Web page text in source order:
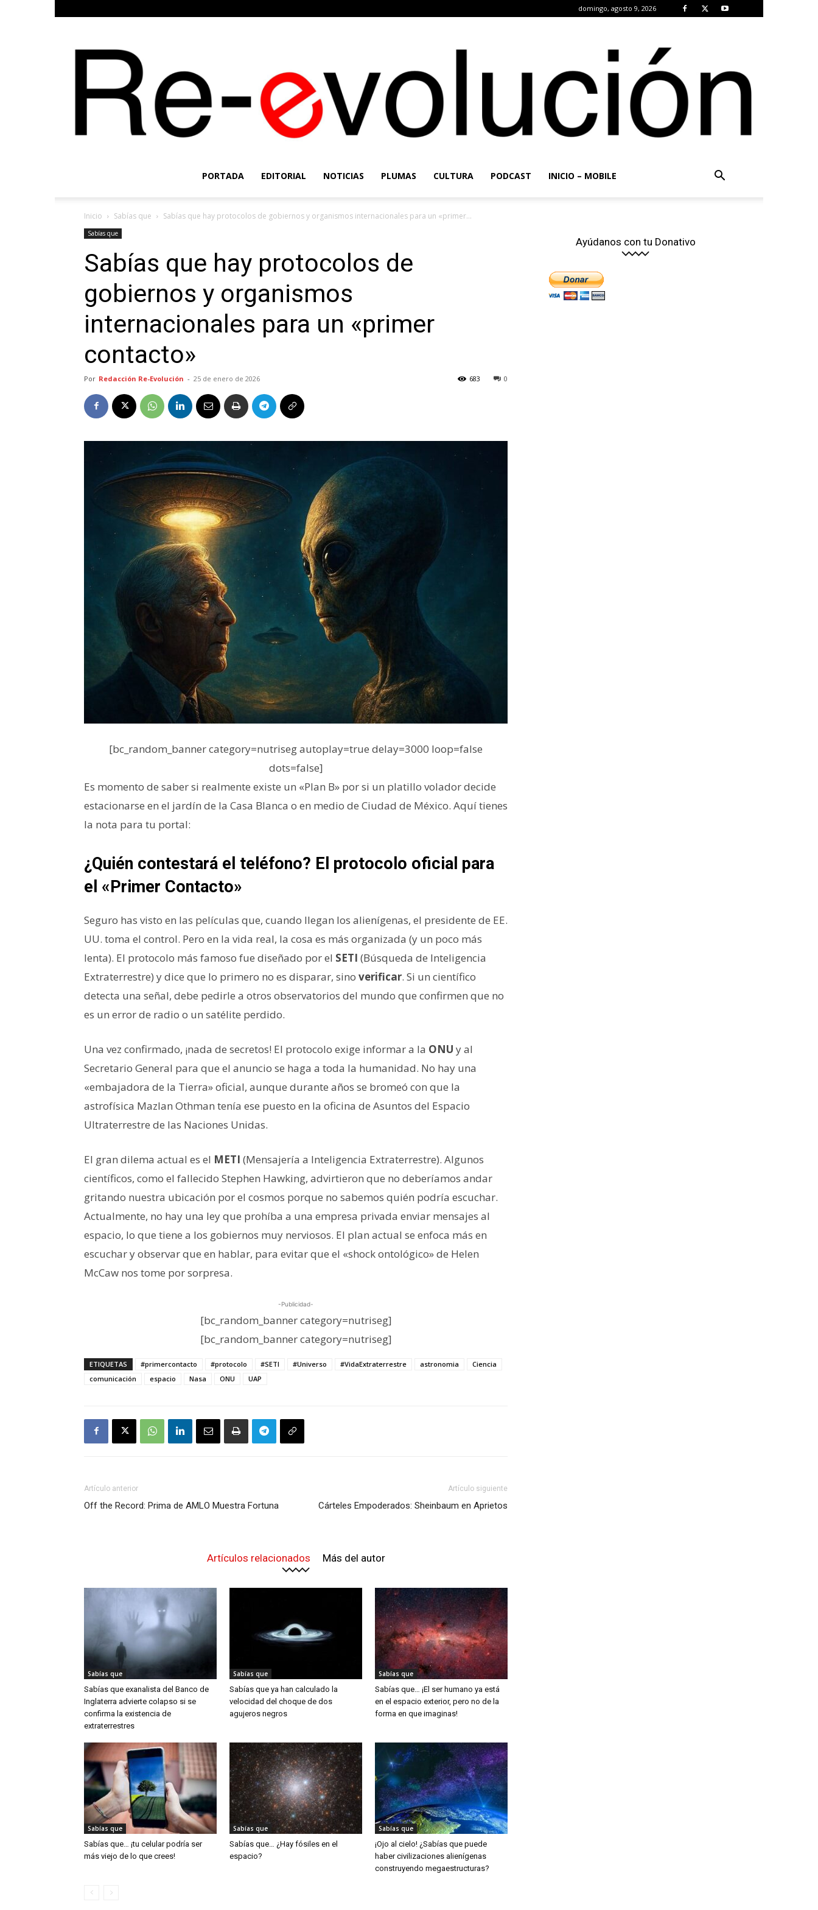
domingo, agosto 9, 2026
Evolución
PORTADA EDITORIAL NOTICIAS PLUMAS CULTURA PODCAST INICIO – MOBILE
Inicio Sabías que Sabías que hay protocolos de gobiernos y organismos internacionales para un «primer...
Sabías que
Sabías que hay protocolos de
gobiernos y organismos
internacionales para un «primer
contacto»
Por Redacción Re-Evolución - 25 de enero de 2026 0
683
[bc_random_banner category=nutriseg autoplay=true delay=3000 loop=false
dots=false]
Es momento de saber si realmente existe un «Plan B» por si un platillo volador decide
estacionarse en el jardín de la Casa Blanca o en medio de Ciudad de México. Aquí tienes
la nota para tu portal:
¿Quién contestará el teléfono? El protocolo oficial para
el «Primer Contacto»
Seguro has visto en las películas que, cuando llegan los alienígenas, el presidente de EE.
UU. toma el control. Pero en la vida real, la cosa es más organizada (y un poco más
lenta). El protocolo más famoso fue diseñado por el SETI (Búsqueda de Inteligencia
Extraterrestre) y dice que lo primero no es disparar, sino verificar. Si un científico
detecta una señal, debe pedirle a otros observatorios del mundo que confirmen que no
es un error de radio o un satélite perdido.
Una vez confirmado, ¡nada de secretos! El protocolo exige informar a la ONU y al
Secretario General para que el anuncio se haga a toda la humanidad. No hay una
«embajadora de la Tierra» oficial, aunque durante años se bromeó con que la
astrofísica Mazlan Othman tenía ese puesto en la oficina de Asuntos del Espacio
Ultraterrestre de las Naciones Unidas.
El gran dilema actual es el METI (Mensajería a Inteligencia Extraterrestre). Algunos
científicos, como el fallecido Stephen Hawking, advirtieron que no deberíamos andar
gritando nuestra ubicación por el cosmos porque no sabemos quién podría escuchar.
Actualmente, no hay una ley que prohíba a una empresa privada enviar mensajes al
espacio, lo que tiene a los gobiernos muy nerviosos. El plan actual se enfoca más en
escuchar y observar que en hablar, para evitar que el «shock ontológico» de Helen
McCaw nos tome por sorpresa.
-Publicidad-
[bc_random_banner category=nutriseg]
[bc_random_banner category=nutriseg]
ETIQUETAS #primercontacto #protocolo #SETI #Universo #VidaExtraterrestre astronomia
Ciencia
comunicación
espacio Nasa ONU UAP
Artículo anterior
Off the Record: Prima de AMLO Muestra Fortuna
Artículo siguiente
Cárteles Empoderados: Sheinbaum en Aprietos
Artículos relacionados Más del autor
Sabías que
Sabías que exanalista del Banco de
Inglaterra advierte colapso si se
confirma la existencia de
extraterrestres
Sabías que
Sabías que ya han calculado la
velocidad del choque de dos
agujeros negros
Sabías que
Sabías que… ¡El ser humano ya está
en el espacio exterior, pero no de la
forma en que imaginas!
Sabías que
Sabías que… ¡tu celular podría ser
más viejo de lo que crees!
Sabías que
Sabías que… ¿Hay fósiles en el
espacio?
Sabías que
¡Ojo al cielo! ¿Sabías que puede
haber civilizaciones alienígenas
construyendo megaestructuras?
Ayúdanos con tu Donativo